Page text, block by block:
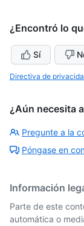
¿Encontró lo
Sí
Directiva de
¿Aún necesita
Pregunte a la
Póngase en
Información
Parte de este
automática o